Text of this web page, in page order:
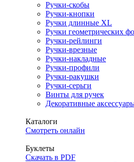
Ручки-скобы
Ручки-кнопки
Ручки длинные XL
Ручки геометрических
Ручки-рейлинги
Ручки-врезные
Ручки-накладные
Ручки-профили
Ручки-ракушки
Ручки-серьги
Винты для ручек
Декоративные
Каталоги
Смотреть онлайн
Буклеты
Скачать в PDF